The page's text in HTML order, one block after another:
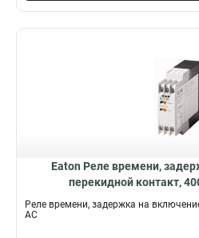
Eaton Реле времени,
перекидной контакт,
Реле времени, задержка на
АС